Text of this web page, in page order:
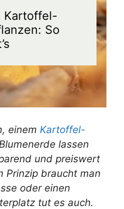
Kartoffel-
So
einem Kartoffel-
lassen
und preiswert
Prinzip braucht man
oder einen
tut es auch.